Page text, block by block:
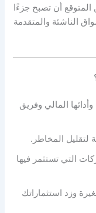
المتوقع أن تصبح جزءًا
الناشئة والمتقدمة
المالي وفريق
لتقليل المخاطر.
التي تستثمر فيها
وزد استثماراتك